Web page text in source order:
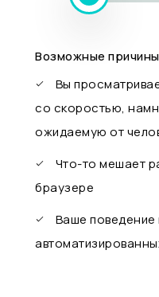
Возможные
Вы
со скоростью,
ожидаемую от
Что-то мешает
браузере
Ваше